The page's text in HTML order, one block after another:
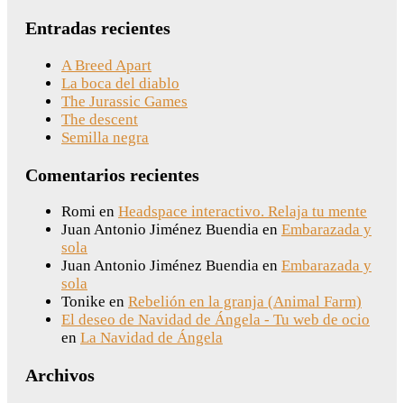
Entradas recientes
A Breed Apart
La boca del diablo
The Jurassic Games
The descent
Semilla negra
Comentarios recientes
Romi en Headspace interactivo. Relaja tu mente
Juan Antonio Jiménez Buendia en Embarazada y
sola
Juan Antonio Jiménez Buendia en Embarazada y
sola
Tonike en Rebelión en la granja (Animal Farm)
El deseo de Navidad de Ángela - Tu web de ocio
en La Navidad de Ángela
Archivos